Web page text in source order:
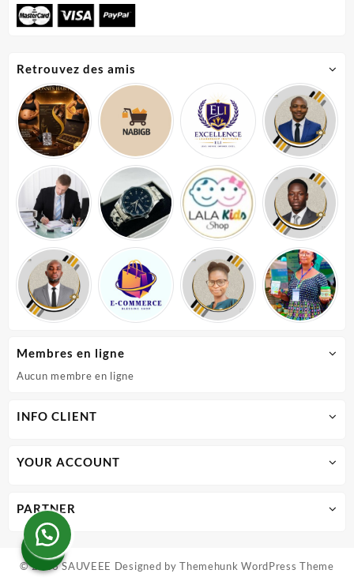
Retrouvez des amis
Membres en ligne
Aucun membre en ligne
INFO CLIENT
YOUR ACCOUNT
PARTNER
© 2026SAUVEEE Designed by Themehunk WordPress Theme